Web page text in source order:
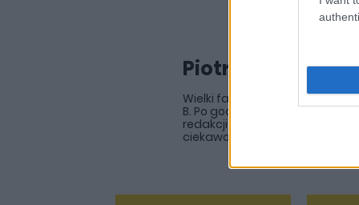
Piotr Zajt
Wielki fan dziwnych
B. Po godzinach oddaje się
redakcji portalu
ciekawostki